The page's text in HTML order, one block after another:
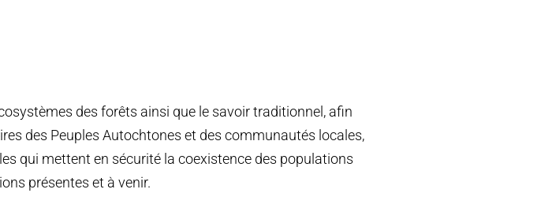
des forêts ainsi que le savoir traditionnel, afin
des Peuples Autochtones et des communautés locales,
qui mettent en sécurité la coexistence des populations
présentes et à venir.